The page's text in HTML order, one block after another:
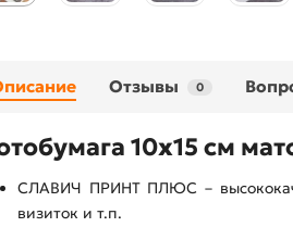
Отзывы 0
10х15 см
СЛАВИЧ ПРИНТ ПЛЮС –
визиток и т.п.